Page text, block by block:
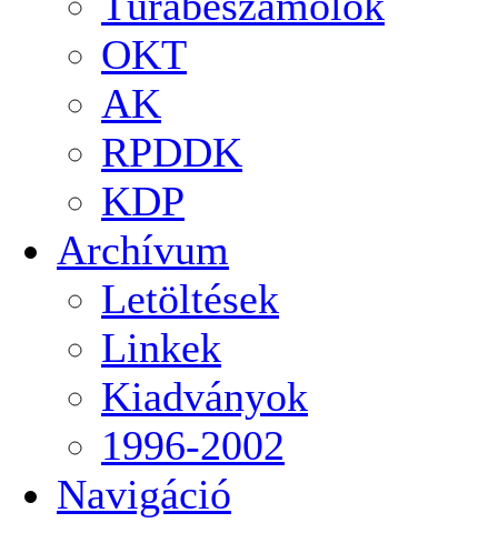
OKT
AK
RPDDK
KDP
Archívum
Letöltések
Linkek
Kiadványok
1996-2002
Navigáció